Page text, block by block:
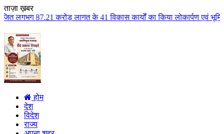
ताज़ा ख़बर
के 41 विकास कार्यों का किया लोकार्पण एवं भूमिपूजन कुलैथ क्षेत्र के
होम
देश
विदेश
राज्य